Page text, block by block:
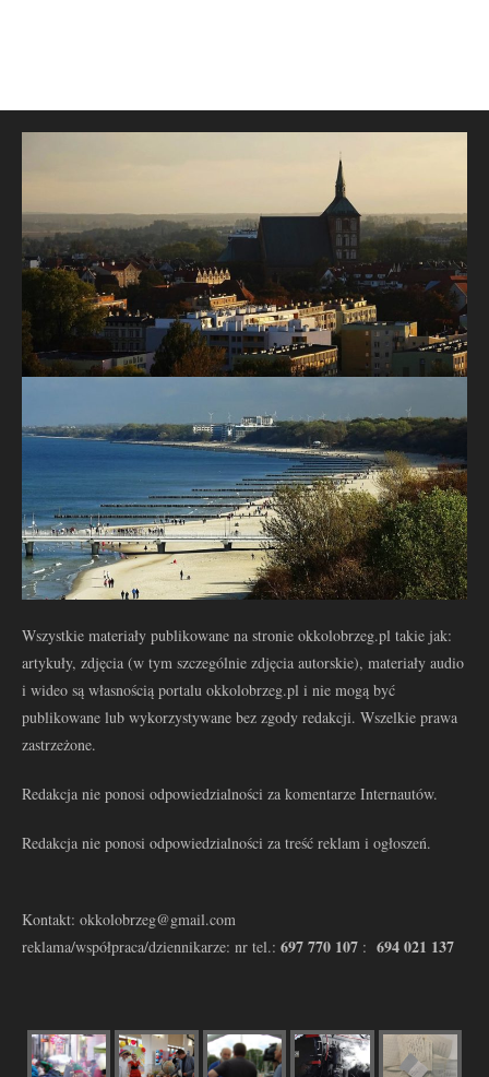
Wszystkie materiały publikowane na stronie okkolobrzeg.pl takie jak:
artykuły, zdjęcia (w tym szczególnie zdjęcia autorskie), materiały audio
i wideo są własnością portalu okkolobrzeg.pl i nie mogą być
publikowane lub wykorzystywane bez zgody redakcji. Wszelkie prawa
zastrzeżone.
Redakcja nie ponosi odpowiedzialności za komentarze Internautów.
Redakcja nie ponosi odpowiedzialności za treść reklam i ogłoszeń.
Kontakt: okkolobrzeg@gmail.com
reklama/współpraca/dziennikarze: nr tel.: 697 770 107 : 694 021 137